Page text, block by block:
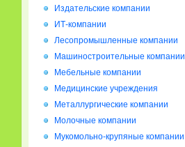
Издательские компании
ИТ-компании
Лесопромышленные компании
Машиностроительные компании
Мебельные компании
Медицинские учреждения
Металлургические компании
Молочные компании
Мукомольно-крупяные компании